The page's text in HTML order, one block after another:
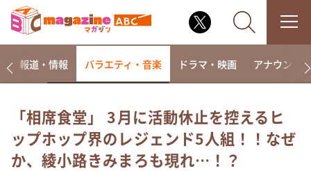
なるみ・岡村の過ぎるTV
相席食堂
報道・情報 バラエティ・音楽 ドラマ・映画 アナウンサー
「相席食堂」 3月に活動休止を控えるヒ
ップホップ界のレジェンド5人組！！なぜ
か、綾小路きみまろも現れ…！？